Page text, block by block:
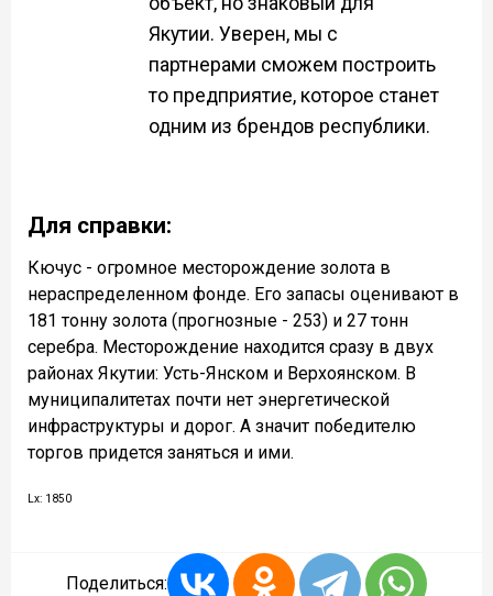
Якутии. Уверен, мы с
партнерами сможем построить
то предприятие, которое станет
одним из брендов республики.
Для справки:
Кючус - огромное месторождение золота в
нераспределенном фонде. Его запасы оценивают в
181 тонну золота (прогнозные - 253) и 27 тонн
серебра. Месторождение находится сразу в двух
районах Якутии: Усть-Янском и Верхоянском. В
муниципалитетах почти нет энергетической
инфраструктуры и дорог. А значит победителю
торгов придется заняться и ими.
Lx: 1850
Поделиться: